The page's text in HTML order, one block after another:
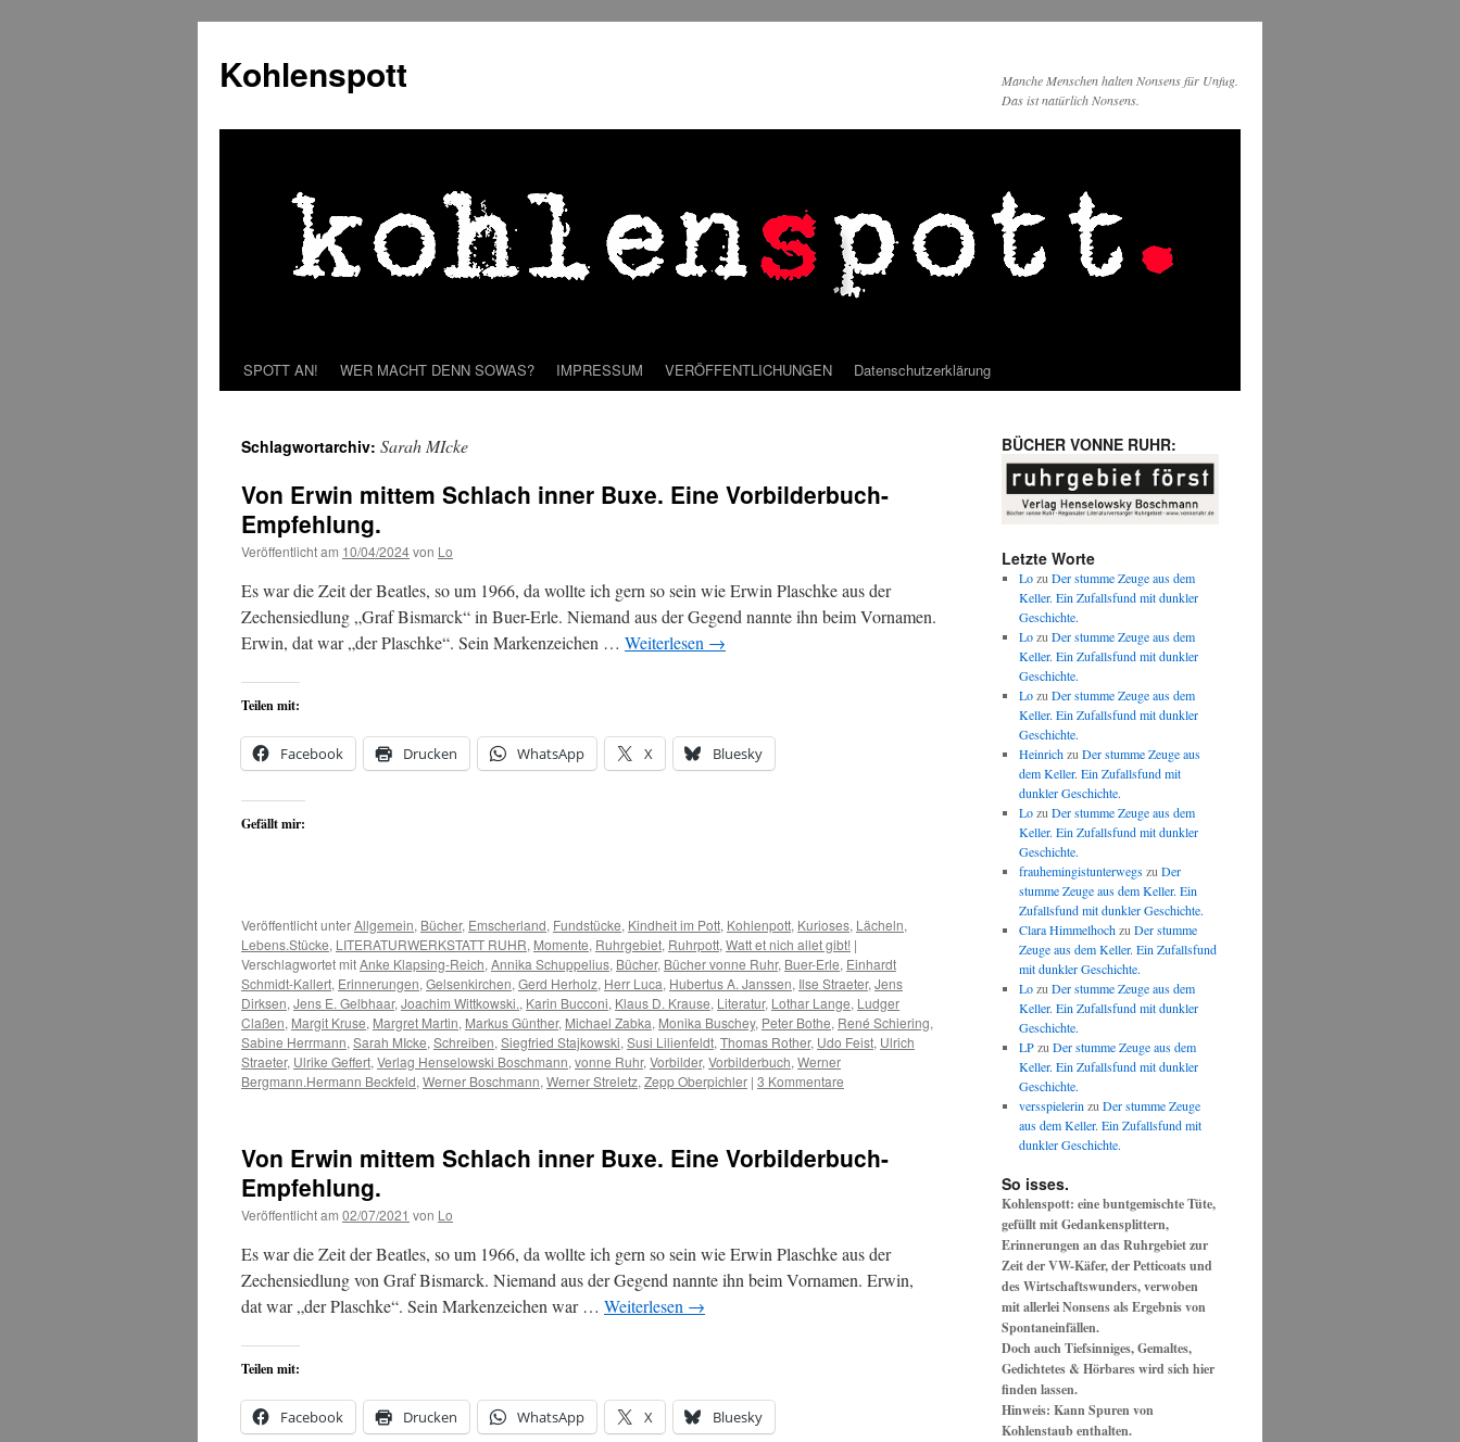
springen
Kohlenspott
Manche Menschen halten Nonsens für Unfug.
Das ist natürlich Nonsens.
SPOTT AN! WER MACHT DENN SOWAS? IMPRESSUM VERÖFFENTLICHUNGEN Datenschutzerklärung
Schlagwortarchiv: Sarah MIcke
Von Erwin mittem Schlach inner Buxe. Eine Vorbilderbuch-
Empfehlung.
Veröffentlicht am 10/04/2024von Lo
Es war die Zeit der Beatles, so um 1966, da wollte ich gern so sein wie Erwin Plaschke aus der
Zechensiedlung „Graf Bismarck“ in Buer-Erle. Niemand aus der Gegend nannte ihn beim Vornamen.
Erwin, dat war „der Plaschke“. Sein Markenzeichen … Weiterlesen →
Teilen mit:
Facebook Drucken WhatsApp X Bluesky
Gefällt mir:
Veröffentlicht unterAllgemein, Bücher, Emscherland, Fundstücke, Kindheit im Pott, Kohlenpott, Kurioses, Lächeln,
Lebens.Stücke, LITERATURWERKSTATT RUHR, Momente, Ruhrgebiet, Ruhrpott, Watt et nich allet gibt! |
Verschlagwortet mitAnke Klapsing-Reich, Annika Schuppelius, Bücher, Bücher vonne Ruhr, Buer-Erle, Einhardt
Schmidt-Kallert, Erinnerungen, Gelsenkirchen, Gerd Herholz, Herr Luca, Hubertus A. Janssen, Ilse Straeter, Jens
Dirksen, Jens E. Gelbhaar, Joachim Wittkowski., Karin Bucconi, Klaus D. Krause, Literatur, Lothar Lange, Ludger
Claßen, Margit Kruse, Margret Martin, Markus Günther, Michael Zabka, Monika Buschey, Peter Bothe, René Schiering,
Sabine Herrmann, Sarah MIcke, Schreiben, Siegfried Stajkowski, Susi Lilienfeldt, Thomas Rother, Udo Feist, Ulrich
Straeter, Ulrike Geffert, Verlag Henselowski Boschmann, vonne Ruhr, Vorbilder, Vorbilderbuch, Werner
Bergmann.Hermann Beckfeld, Werner Boschmann, Werner Streletz, Zepp Oberpichler | 3 Kommentare
Von Erwin mittem Schlach inner Buxe. Eine Vorbilderbuch-
Empfehlung.
Veröffentlicht am 02/07/2021 von Lo
Es war die Zeit der Beatles, so um 1966, da wollte ich gern so sein wie Erwin Plaschke aus der
Zechensiedlung von Graf Bismarck. Niemand aus der Gegend nannte ihn beim Vornamen. Erwin,
dat war „der Plaschke“. Sein Markenzeichen war … Weiterlesen →
Teilen mit:
Facebook Drucken WhatsApp X Bluesky
BÜCHER VONNE RUHR:
Letzte Worte
LozuDer stumme Zeuge aus dem
Keller. Ein Zufallsfund mit dunkler
Geschichte.
LozuDer stumme Zeuge aus dem
Keller. Ein Zufallsfund mit dunkler
Geschichte.
LozuDer stumme Zeuge aus dem
Keller. Ein Zufallsfund mit dunkler
Geschichte.
HeinrichzuDer stumme Zeuge aus
dem Keller. Ein Zufallsfund mit
dunkler Geschichte.
LozuDer stumme Zeuge aus dem
Keller. Ein Zufallsfund mit dunkler
Geschichte.
frauhemingistunterwegszuDer
stumme Zeuge aus dem Keller. Ein
Zufallsfund mit dunkler Geschichte.
Clara HimmelhochzuDer stumme
Zeuge aus dem Keller. Ein Zufallsfund
mit dunkler Geschichte.
LozuDer stumme Zeuge aus dem
Keller. Ein Zufallsfund mit dunkler
Geschichte.
LPzuDer stumme Zeuge aus dem
Keller. Ein Zufallsfund mit dunkler
Geschichte.
versspielerinzuDer stumme Zeuge
aus dem Keller. Ein Zufallsfund mit
dunkler Geschichte.
So isses.
Kohlenspott: eine buntgemischte Tüte,
gefüllt mit Gedankensplittern,
Erinnerungen an das Ruhrgebiet zur
Zeit der VW-Käfer, der Petticoats und
des Wirtschaftswunders, verwoben
mit allerlei Nonsens als Ergebnis von
Spontaneinfällen.
Doch auch Tiefsinniges, Gemaltes,
Gedichtetes & Hörbares wird sich hier
finden lassen.
Hinweis: Kann Spuren von
Kohlenstaub enthalten.